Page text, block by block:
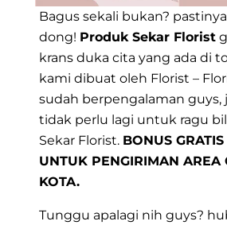
Bagus sekali bukan? pastinya
dong! Produk Sekar Florist
krans duka cita yang ada di
kami dibuat oleh Florist –
sudah berpengalaman guys,
tidak perlu lagi untuk ragu
Sekar Florist. BONUS
UNTUK PENGIRIMAN AREA
KOTA.
Tunggu apalagi nih guys?